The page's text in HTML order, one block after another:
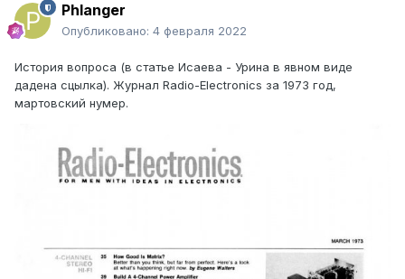
ограничение сигнала - строго симметричное.
Контрольное прослушивание
https://forum.cxem.net/index.php?/topic/72485-
высококачественный-экономичный-усилитель-
мощности/page/2/#comments
"Хороший вариант симметричного УМ был описан в
книге Левинзон-Логинов МРБ 951, он же в книге Атаев-
Болотников МРБ 1109, он же с небольшими изменениями
Ёмкости С7 и С9 поставлены по 390пФ. При
рекомендованных
Phlanger
Опубликовано: 4 февраля 2022
История вопроса (в статье Исаева - Урина в явном виде
дадена сцылка). Журнал Radio-Electronics за 1973 год,
мартовский нумер.